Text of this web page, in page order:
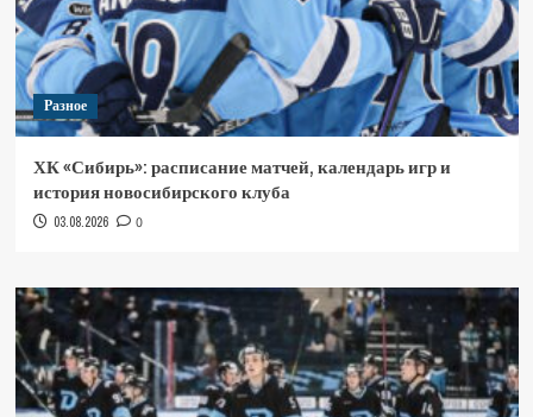
Разное
ХК «Сибирь»: расписание матчей, календарь игр и
история новосибирского клуба
03.08.2026 0